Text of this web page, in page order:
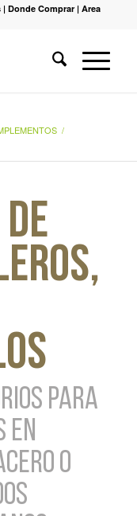
|Donde Comprar |Area
/
PARA
EN
O